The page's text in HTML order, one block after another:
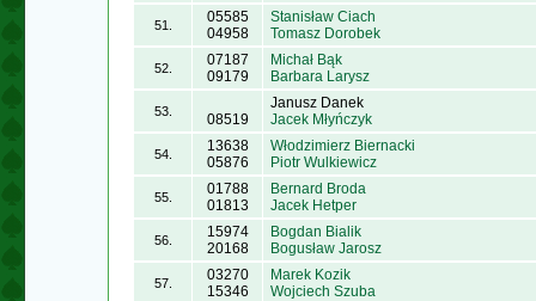
51.
05585
04958
Stanisław Ciach
Tomasz Dorobek
52.
07187
09179
Michał Bąk
Barbara Larysz
53. 08519
Janusz Danek
Jacek Młyńczyk
54.
13638
05876
Włodzimierz Biernacki
Piotr Wulkiewicz
55.
01788
01813
Bernard Broda
Jacek Hetper
56.
15974
20168
Bogdan Bialik
Bogusław Jarosz
57.
03270
15346
Marek Kozik
Wojciech Szuba